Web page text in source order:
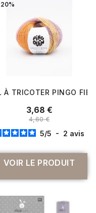
6 - CHÂLE ET ÉTOLE -
À TRICOTER PINGO
3,68 €
4,60 €
5/5 - 2 avis
VOIR LE PRODUIT